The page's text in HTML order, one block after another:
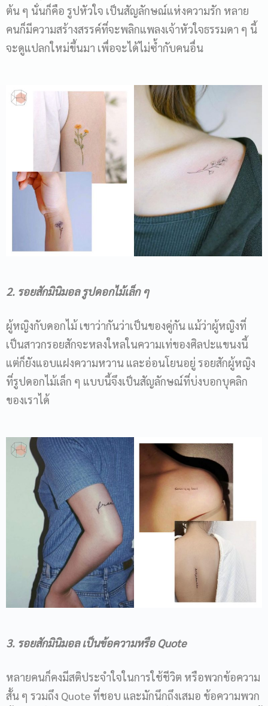
ต้น ๆ นั่นก็คือ รูปหัวใจ เป็นสัญลักษณ์แห่งความรัก หลาย
คนก็มีความสร้างสรรค์ที่จะพลิกแพลงเจ้าหัวใจธรรมดา ๆ นี้
จะดูแปลกใหม่ขึ้นมา เพื่อจะได้ไม่ซ้ำกับคนอื่น
2. รอยสักมินิมอล รูปดอกไม้เล็ก ๆ
ผู้หญิงกับดอกไม้ เขาว่ากันว่าเป็นของคู่กัน แม้ว่าผู้หญิงที่
เป็นสาวกรอยสักจะหลงใหลในความเท่ของศิลปะแขนงนี้
แต่ก็ยังแอบแฝงความหวาน และอ่อนโยนอยู่ รอยสักผู้หญิง
ที่รูปดอกไม้เล็ก ๆ แบบนี้จึงเป็นสัญลักษณ์ที่บ่งบอกบุคลิก
ของเราได้
3. รอยสักมินิมอล เป็นข้อความหรือ Quote
หลายคนก็คงมีสติประจำใจในการใช้ชีวิต หรือพวกข้อความ
สั้น ๆ รวมถึง Quote ที่ชอบ และมักนึกถึงเสมอ ข้อความพวก